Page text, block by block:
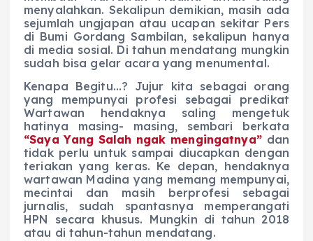
menyalahkan. Sekalipun demikian, masih ada
sejumlah ungjapan atau ucapan sekitar Pers
di Bumi Gordang Sambilan, sekalipun hanya
di media sosial. Di tahun mendatang mungkin
sudah bisa gelar acara yang menumental.
Kenapa Begitu…? Jujur kita sebagai orang
yang mempunyai profesi sebagai predikat
Wartawan hendaknya saling mengetuk
hatinya masing- masing, sembari berkata
“Saya Yang Salah ngak mengingatnya” dan
tidak perlu untuk sampai diucapkan dengan
teriakan yang keras. Ke depan, hendaknya
wartawan Madina yang memang mempunyai,
mecintai dan masih berprofesi sebagai
jurnalis, sudah spantasnya memperangati
HPN secara khusus. Mungkin di tahun 2018
atau di tahun-tahun mendatang.